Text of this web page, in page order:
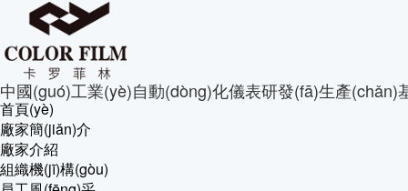
中國(guó)工業(yè)自動(dòng)化儀表研發(fā)生產(chǎn)
首頁(yè)
廠家簡(jiǎn)介
廠家介紹
組織機(jī)構(gòu)